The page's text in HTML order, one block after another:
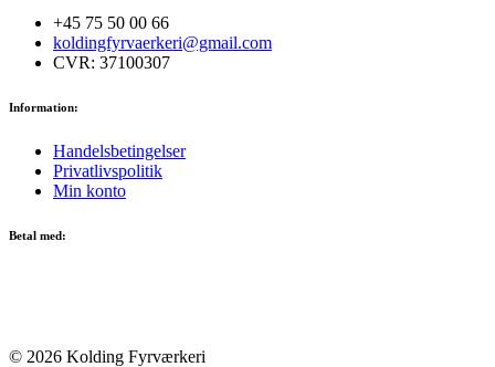
+45 75 50 00 66
koldingfyrvaerkeri@gmail.com
CVR: 37100307
Information:
Handelsbetingelser
Privatlivspolitik
Min konto
Betal med:
© 2026 Kolding Fyrværkeri